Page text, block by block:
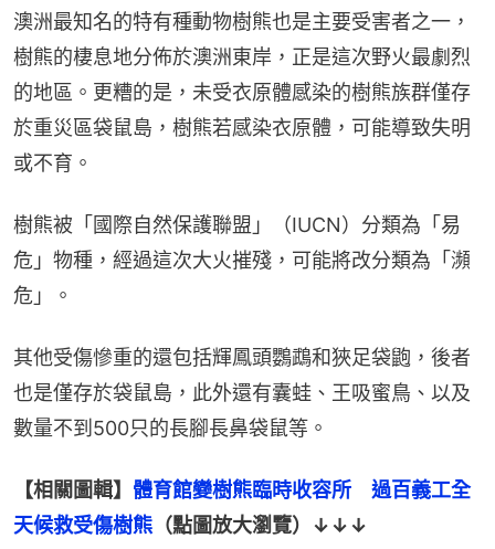
澳洲最知名的特有種動物樹熊也是主要受害者之一，
樹熊的棲息地分佈於澳洲東岸，正是這次野火最劇烈
的地區。更糟的是，未受衣原體感染的樹熊族群僅存
於重災區袋鼠島，樹熊若感染衣原體，可能導致失明
或不育。
樹熊被「國際自然保護聯盟」（IUCN）分類為「易
危」物種，經過這次大火摧殘，可能將改分類為「瀕
危」。
其他受傷慘重的還包括輝鳳頭鸚鵡和狹足袋鼩，後者
也是僅存於袋鼠島，此外還有囊蛙、王吸蜜鳥、以及
數量不到500只的長腳長鼻袋鼠等。
【相關圖輯】 體育館變樹熊臨時收容所　過百義工全
天候救受傷樹熊 （點圖放大瀏覽）↓↓↓